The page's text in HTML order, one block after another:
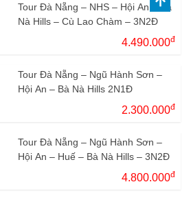
Tour Đà Nẵng – NHS – Hội An – Bà
Nà Hills – Cù Lao Chàm – 3N2Đ
4.490.000đ
Tour Đà Nẵng – Ngũ Hành Sơn –
Hội An – Bà Nà Hills 2N1Đ
2.300.000đ
Tour Đà Nẵng – Ngũ Hành Sơn –
Hội An – Huế – Bà Nà Hills – 3N2Đ
4.800.000đ